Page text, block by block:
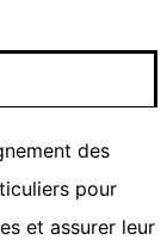
des
pour
et assurer leur